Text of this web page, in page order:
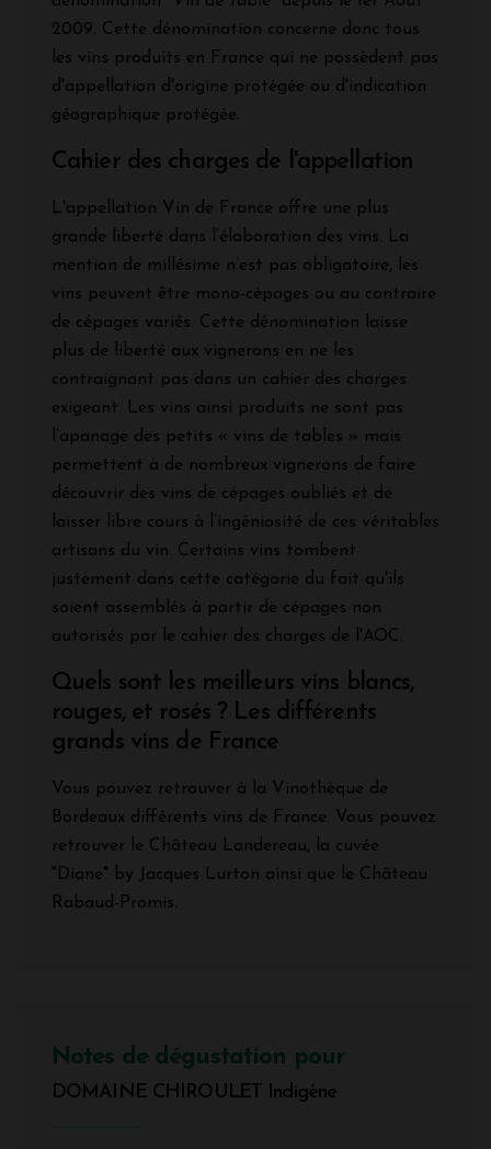
2009. Cette dénomination concerne donc tous
les vins produits en France qui ne possèdent pas
d'appellation d'origine protégée ou d'indication
géographique protégée.
Cahier des charges de l'appellation
L'appellation Vin de France offre une plus
grande liberté dans l’élaboration des vins. La
mention de millésime n’est pas obligatoire, les
vins peuvent être mono-cépages ou au contraire
de cépages variés. Cette dénomination laisse
plus de liberté aux vignerons en ne les
contraignant pas dans un cahier des charges
exigeant. Les vins ainsi produits ne sont pas
l’apanage des petits « vins de tables » mais
permettent à de nombreux vignerons de faire
découvrir des vins de cépages oubliés et de
laisser libre cours à l’ingéniosité de ces véritables
artisans du vin. Certains vins tombent
justement dans cette catégorie du fait qu'ils
soient assemblés à partir de cépages non
autorisés par le cahier des charges de l'AOC.
Quels sont les meilleurs vins blancs,
rouges, et rosés ? Les différents
grands vins de France
Vous pouvez retrouver à la Vinothèque de
Bordeaux différents vins de France. Vous pouvez
retrouver le Château Landereau, la cuvée
"Diane" by Jacques Lurton ainsi que le Château
Rabaud-Promis.
Notes de dégustation pour
DOMAINE CHIROULET Indigène